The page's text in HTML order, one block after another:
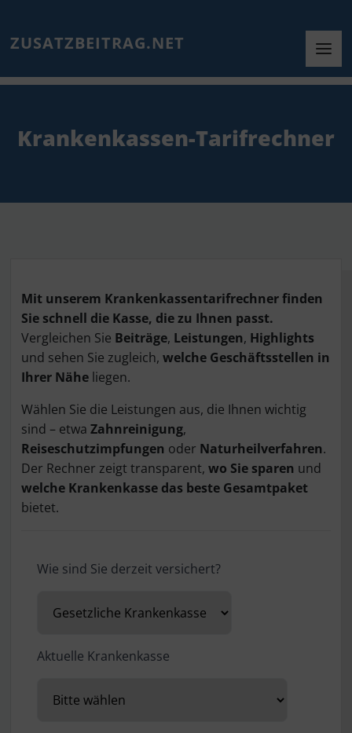
ZUSATZBEITRAG.NET
Krankenkassen-Tarifrechner
Mit unserem Krankenkassentarifrechner finden
Sie schnell die Kasse, die zu Ihnen passt.
Vergleichen Sie Beiträge, Leistungen, Highlights
und sehen Sie zugleich, welche Geschäftsstellen in
Ihrer Nähe liegen.
Wählen Sie die Leistungen aus, die Ihnen wichtig
sind – etwa Zahnreinigung,
Reiseschutzimpfungen oder Naturheilverfahren.
Der Rechner zeigt transparent, wo Sie sparen und
welche Krankenkasse das beste Gesamtpaket
bietet.
Wie sind Sie derzeit versichert?
Aktuelle Krankenkasse